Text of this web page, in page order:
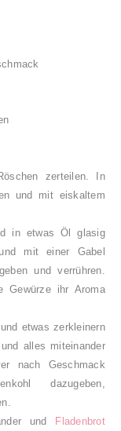
zerteilen. In
und mit eiskaltem
in etwas Öl glasig
mit einer Gabel
und verrühren.
Gewürze ihr Aroma
etwas zerkleinern
alles miteinander
nach Geschmack
dazugeben,
und
Fladenbrot